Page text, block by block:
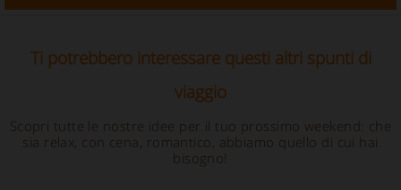
Ti potrebbero interessare questi altri spunti di
viaggio
Scopri tutte le nostre idee per il tuo prossimo weekend: che
sia relax, con cena, romantico, abbiamo quello di cui hai
bisogno!